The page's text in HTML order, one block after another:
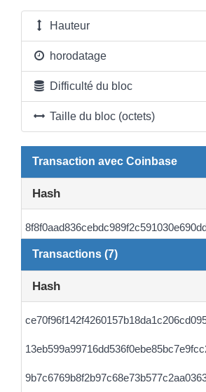
Hauteur
horodatage
Difficulté du bloc
Taille du bloc (octets)
Transaction avec Coinbase
Hash
Transactions (7)
Hash